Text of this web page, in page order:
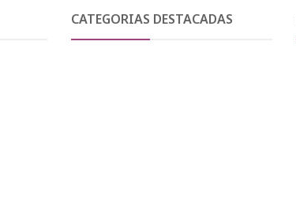
CATEGORIAS DESTACADAS